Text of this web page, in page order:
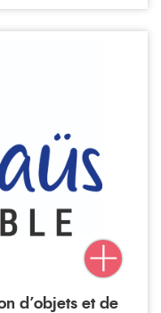
d’objets et de